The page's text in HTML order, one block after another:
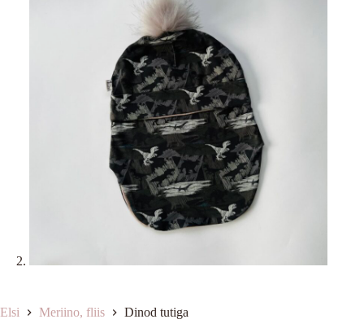
Elsi Meriino, fliis Dinod tutiga